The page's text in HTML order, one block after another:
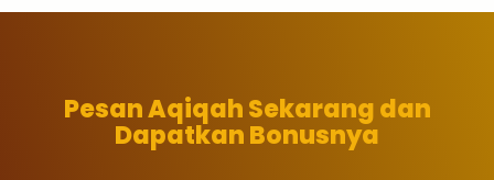
Pesan Aqiqah Sekarang dan
Dapatkan Bonusnya